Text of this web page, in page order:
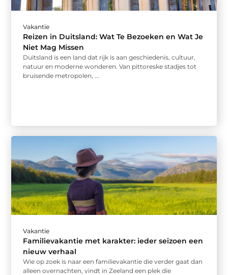
Vakantie
Reizen in Duitsland: Wat Te Bezoeken en Wat Je
Niet Mag Missen
Duitsland is een land dat rijk is aan geschiedenis, cultuur,
natuur en moderne wonderen. Van pittoreske stadjes tot
bruisende metropolen, ...
Vakantie
Familievakantie met karakter: ieder seizoen een
nieuw verhaal
Wie op zoek is naar een familievakantie die verder gaat dan
alleen overnachten, vindt in Zeeland een plek die